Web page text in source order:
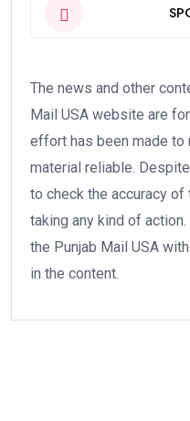
The news and other
Mail USA website are
effort has been made to
material reliable.
to check the accuracy
taking any kind of
the Punjab Mail USA
in the content.